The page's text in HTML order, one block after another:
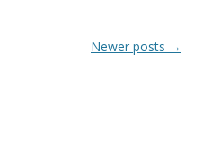
Newer posts →